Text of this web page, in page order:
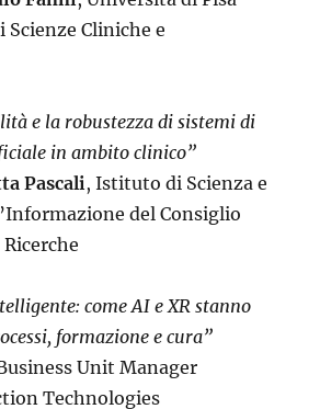
Cliniche e
e la robustezza di sistemi di
in ambito clinico”
Pascali, Istituto di Scienza e
del Consiglio
come AI e XR stanno
formazione e cura”
Unit Manager
Technologies